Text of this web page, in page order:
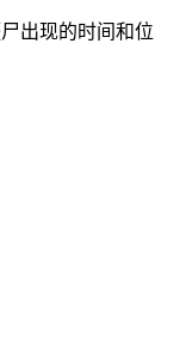
出现的时间和位